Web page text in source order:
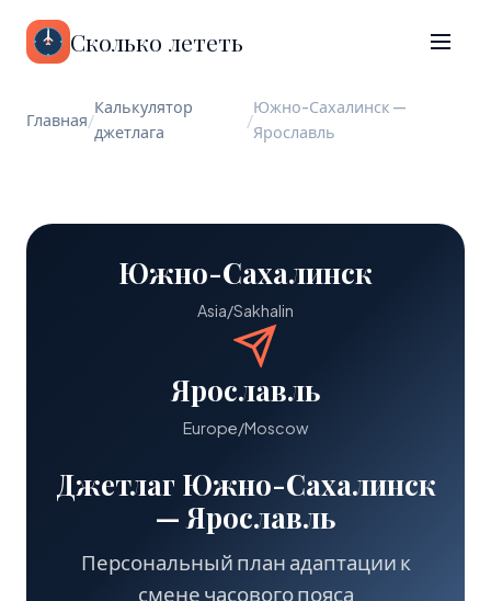
Сколько лететь
Главная/
Калькулятор
джетлага
/
Южно-Сахалинск —
Ярославль
Южно-Сахалинск
Asia/Sakhalin
Ярославль
Europe/Moscow
Джетлаг Южно-Сахалинск
— Ярославль
Персональный план адаптации к
смене часового пояса